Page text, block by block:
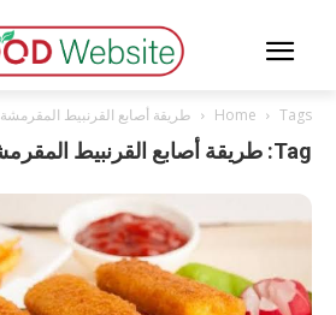
Home Tags طريقة أصابع القرنبيط المقرمشة
Tag: طريقة أصابع القرنبيط المقرمشة